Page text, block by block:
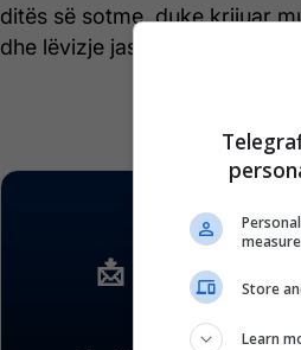
ditës së sotme, duke krijuar
dhe lëvizje jashtë ambienteve
Store
Learn